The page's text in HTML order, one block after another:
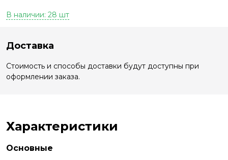
В наличии: 28 шт
Доставка
Стоимость и способы доставки будут доступны при
оформлении заказа.
Характеристики
Основные